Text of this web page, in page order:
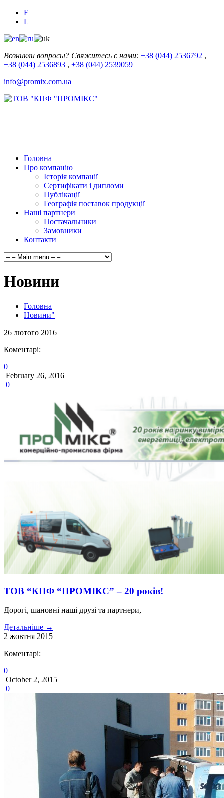
F
L
Возникли вопросы? Свяжитесь с нами: +38 (044) 2536792 ,
+38 (044) 2536893 , +38 (044) 2539059
info@promix.com.ua
Головна
Про компанію
Історія компанії
Сертифікати і дипломи
Публікації
Географія поставок продукції
Наші партнери
Постачальники
Замовники
Контакти
Новини
Головна
Новини"
26 лютого 2016
Коментарі:
0
February 26, 2016
0
ТОВ “КПФ “ПРОМІКС” – 20 років!
Дорогі, шановні наші друзі та партнери,
Детальніше →
2 жовтня 2015
Коментарі:
0
October 2, 2015
0